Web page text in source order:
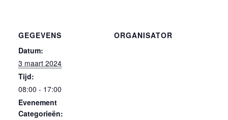
GEGEVENS
Datum:
3 maart 2024
Tijd:
08:00 - 17:00
Evenement
Categorieën:
ORGANISATOR